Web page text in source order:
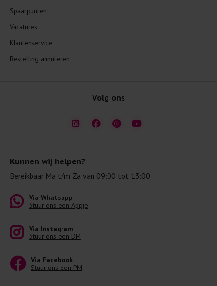
Kunnen wij helpen?
Bereikbaar Ma t/m Za van 09:00 tot 13:00
Via Whatsapp
Stuur ons een Appje
Via Instagram
Stuur ons een DM
Via Facebook
Stuur ons een PM
Spaarpunten
Vacatures
Klantenservice
Bestelling annuleren
Volg ons